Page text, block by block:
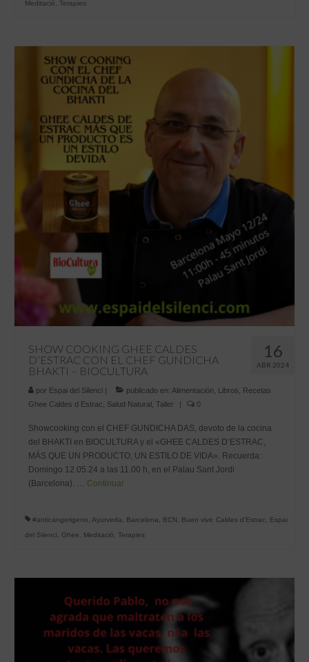
Meditació
Terapies
16
ABR 2024
SHOW COOKING GHEE CALDES
D’ESTRAC CON EL CHEF GUNDICHA
BHAKTI – BIOCULTURA
por Espai del Silenci | publicado en: Alimentación Libros
Recetas
Ghee Caldes d Estrac
Salud Natural Taller | 0
Showcooking con el CHEF GUNDICHA DAS, devoto de la cocina
del BHAKTI en BIOCULTURA y el «GHEE CALDES D’ESTRAC,
MÁS QUE UN PRODUCTO, UN ESTILO DE VIDA». Recuerda:
Domingo 12.05.24 a las 11.00 h, en el Palau Sant Jordi
(Barcelona). … Continuar
#anticangerigeno Ayurveda Barcelona BCN Buen vivir, Caldes d'Estrac
Espai
del Silenci
Ghee Meditació Terapies